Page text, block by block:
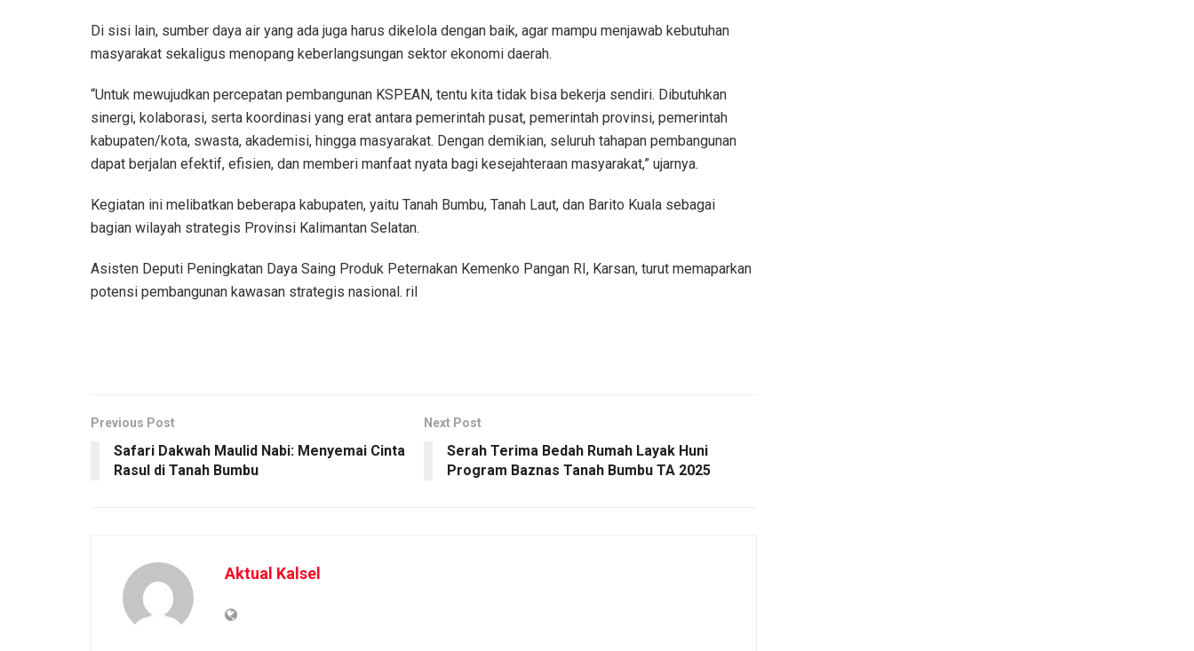
Di sisi lain, sumber daya air yang ada juga harus dikelola dengan baik, agar mampu menjawab kebutuhan
masyarakat sekaligus menopang keberlangsungan sektor ekonomi daerah.
“Untuk mewujudkan percepatan pembangunan KSPEAN, tentu kita tidak bisa bekerja sendiri. Dibutuhkan
sinergi, kolaborasi, serta koordinasi yang erat antara pemerintah pusat, pemerintah provinsi, pemerintah
kabupaten/kota, swasta, akademisi, hingga masyarakat. Dengan demikian, seluruh tahapan pembangunan
dapat berjalan efektif, efisien, dan memberi manfaat nyata bagi kesejahteraan masyarakat,” ujarnya.
Kegiatan ini melibatkan beberapa kabupaten, yaitu Tanah Bumbu, Tanah Laut, dan Barito Kuala sebagai
bagian wilayah strategis Provinsi Kalimantan Selatan.
Asisten Deputi Peningkatan Daya Saing Produk Peternakan Kemenko Pangan RI, Karsan, turut memaparkan
potensi pembangunan kawasan strategis nasional. ril
Previous Post
Safari Dakwah Maulid Nabi: Menyemai Cinta
Rasul di Tanah Bumbu
Next Post
Serah Terima Bedah Rumah Layak Huni
Program Baznas Tanah Bumbu TA 2025
Aktual Kalsel